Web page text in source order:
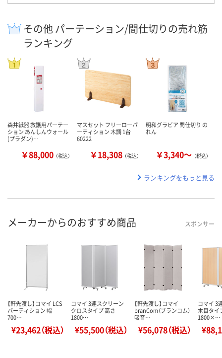
その他 パーテーション/間仕切りの売れ筋
ランキング
森井紙器 救護用パーテー
ション あんしんウォール
(プラダン)…
￥88,000 （税込）
マスセット フリーローパ
ーティション 木調 1台
60222
￥18,308 （税込）
明和グラビア 間仕切り の
れん
￥3,340～ （税込）
ランキングをもっと見る
メーカーからのおすすめ商品 スポンサー
【軒先渡し】コマイ LCS
パーティション 幅
700…
¥23,462（税込）
コマイ 3連スクリーン
クロスタイプ 高さ
1800…
¥55,500（税込）
【軒先渡し】コマイ
branCom（ブランコム）
吸音…
¥56,078（税込）
コマイ 3
木目タイ
1800×…